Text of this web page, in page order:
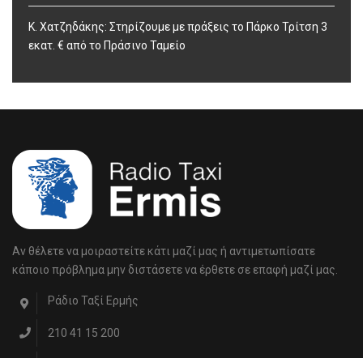
Κ. Χατζηδάκης: Στηρίζουμε με πράξεις το Πάρκο Τρίτση 3
εκατ. € από το Πράσινο Ταμείο
Αν θέλετε να μοιραστείτε κάτι μαζί μας ή αντιμετωπίσατε
κάποιο πρόβλημα μην διστάσετε να έρθετε σε επαφή μαζί μας.
Ράδιο Ταξί Ερμής
210 41 15 200